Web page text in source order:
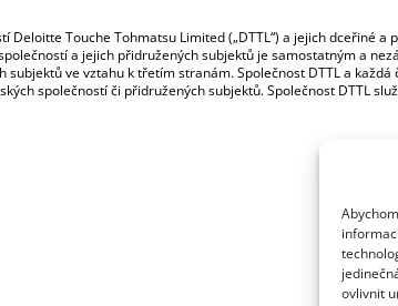
ovlivnit
Touche Tohmatsu Limited („DTTL“) a jejich dceřiné
a jejich přidružených subjektů je samostatným a
ve vztahu k třetím stranám. Společnost DTTL a
společností či přidružených subjektů. Společnost DTTL